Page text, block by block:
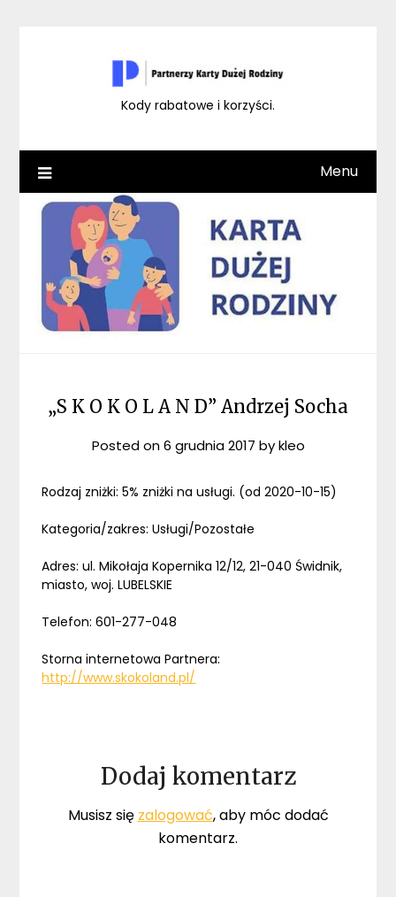
Kody rabatowe i korzyści.
Menu
„S K O K O L A N D” Andrzej Socha
Posted on6 grudnia 2017 bykleo
Rodzaj zniżki: 5% zniżki na usługi. (od 2020-10-15)
Kategoria/zakres: Usługi/Pozostałe
Adres: ul. Mikołaja Kopernika 12/12, 21-040 Świdnik,
miasto, woj. LUBELSKIE
Telefon: 601-277-048
Storna internetowa Partnera:
http://www.skokoland.pl/
Dodaj komentarz
Musisz się zalogować, aby móc dodać
komentarz.